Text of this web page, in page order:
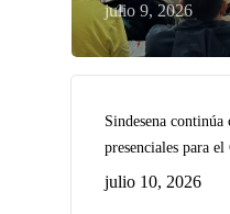
julio 9, 2026
Sindesena continúa
presenciales para
julio 10, 2026